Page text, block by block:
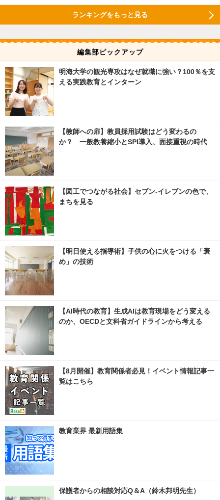
ランキングをもっと見る
編集部ピックアップ
明海大学の観光専攻はなぜ就職に強い？100％を支
える実践教育とインターン
【教師への扉】教員採用試験はどう変わるの
か？ 一般教養縮小とSPI導入、面接重視の時代
【図工でつながる社会】セブン‐イレブンの色で、
まちを見る
【明日使える指導術】子供の心に火をつける「褒
め」の技術
【AI時代の教育】生成AIは教育現場をどう変える
のか、OECDと文科省ガイドラインから考える
【8月開催】教育関係者必見！イベント情報記事一
覧はこちら
教育業界 最新用語集
保護者からの相談対応Q＆A（鈴木邦明先生）